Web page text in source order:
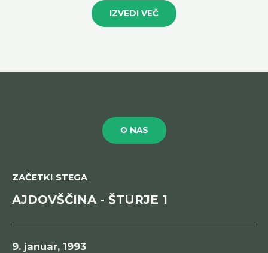
IZVEDI VEČ
ZAČETKI STEGA
AJDOVŠČINA - ŠTURJE 1
9. januar, 1993
O NAS